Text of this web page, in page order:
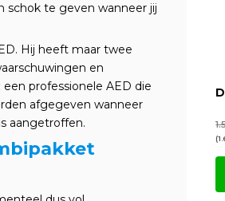
schok te geven wanneer jij
Hij heeft maar twee
en
professionele AED die
afgegeven wanneer
aangetroffen.